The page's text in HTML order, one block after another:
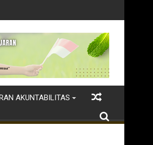
AKUNTABILITAS